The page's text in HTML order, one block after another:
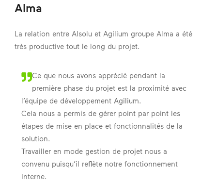
Alma
La relation entre Alsolu et Agilium groupe Alma a été
très productive tout le long du projet.
Ce que nous avons apprécié pendant la
première phase du projet est la proximité avec
l’équipe de développement Agilium.
Cela nous a permis de gérer point par point les
étapes de mise en place et fonctionnalités de la
solution.
Travailler en mode gestion de projet nous a
convenu puisqu’il reflète notre fonctionnement
interne.